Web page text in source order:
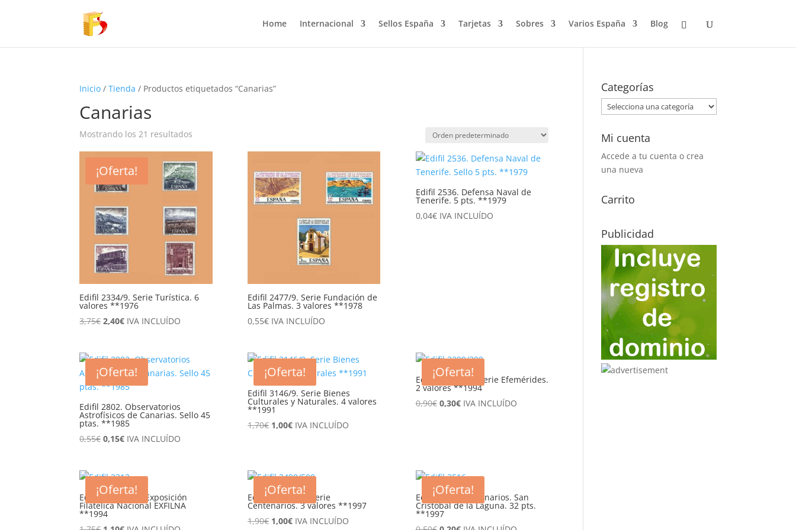
Home Internacional Sellos España Tarjetas Sobres Varios España Blog
Inicio /Tienda / Productos etiquetados “Canarias”
Canarias
Mostrando los 21 resultados
¡Oferta!
Edifil 2334/9. Serie Turística. 6
valores **1976
3,75€El
era:
3,75€.
2,40€El
es:
2,40€.
IVA INCLUÍDO
Edifil 2477/9. Serie Fundación de
Las Palmas. 3 valores **1978
0,55€ IVA INCLUÍDO
Edifil 2536. Defensa Naval de
Tenerife. 5 pts. **1979
0,04€ IVA INCLUÍDO
¡Oferta!
Edifil 2802. Observatorios
Astrofísicos de Canarias. Sello 45
ptas. **1985
0,55€El
era:
0,55€.
0,15€El
es:
0,15€.
IVA INCLUÍDO
¡Oferta!
Edifil 3146/9. Serie Bienes
Culturales y Naturales. 4 valores
**1991
1,70€ El
1,70€.
1,00€El
1,00€.
IVA INCLUÍDO
¡Oferta!
Edifil 3299/300. Serie Efemérides.
2 valores **1994
0,90€ El
0,30€ElIVA INCLUÍDO
¡Oferta!
Edifil 3313. Hoja Exposición
Filatélica Nacional EXFILNA
**1994
¡Oferta!
Edifil 3498/500. Serie
Centenarios. 3 valores **1997
1,90€ El
1,00€ElIVA INCLUÍDO
¡Oferta!
Edifil 3516. Centenarios. San
Cristobal de la Laguna. 32 pts.
**1997
Categorías
Mi cuenta
Accede a tu cuenta o crea
una nueva
Carrito
Publicidad